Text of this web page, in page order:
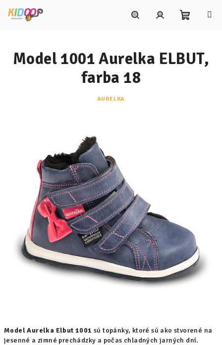
košík
Model Aurelka Elbut 1001 sú topánky, ktoré sú ako stvorené na
jesenné a zimné prechádzky a počas chladných jarných dní.
Model 1001 Aurelka ELBUT,
farba 18
AURELKA